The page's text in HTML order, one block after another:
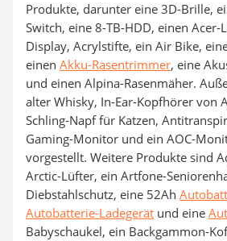
Produkte, darunter eine 3D-Brille,
Switch, eine 8-TB-HDD, einen
Display, Acrylstifte, ein Air Bike,
einen Akku-Rasentrimmer, eine
und einen Alpina-Rasenmäher.
alter Whisky, In-Ear-Kopfhörer von
Schling-Napf für Katzen,
Gaming-Monitor und ein AOC-
vorgestellt. Weitere Produkte sind
Arctic-Lüfter, ein Artfone-
Diebstahlschutz, eine 52Ah
Autobatterie-Ladegerät und eine
Babyschaukel, ein Backgammon-